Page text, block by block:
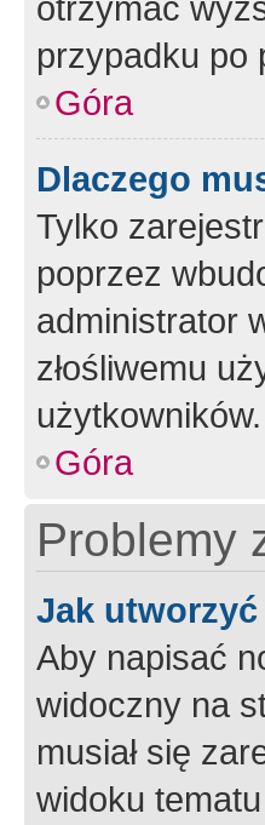
przypadku po
Góra
Dlaczego
Tylko
poprzez
administrator
złośliwemu
użytkowników.
Góra
Problemy
Jak
Aby napisać
widoczny na
musiał się
widoku